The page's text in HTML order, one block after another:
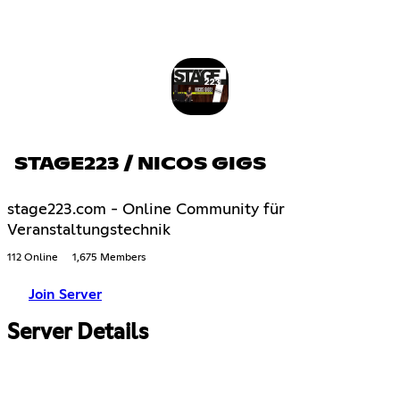
STAGE223 / NICOS GIGS
stage223.com - Online Community für
Veranstaltungstechnik
112 Online 1,675 Members
Join Server
Server Details